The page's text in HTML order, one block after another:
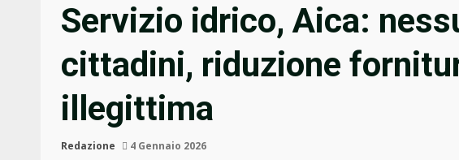
Servizio idrico, Aica:
cittadini, riduzione
illegittima
Redazione 4 Gennaio 2026